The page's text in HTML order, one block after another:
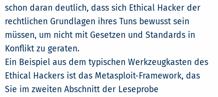
schon daran deutlich, dass sich Ethical Hacker der
rechtlichen Grundlagen ihres Tuns bewusst sein
müssen, um nicht mit Gesetzen und Standards in
Konflikt zu geraten.
Ein Beispiel aus dem typischen Werkzeugkasten des
Ethical Hackers ist das Metasploit-Framework, das
Sie im zweiten Abschnitt der Leseprobe